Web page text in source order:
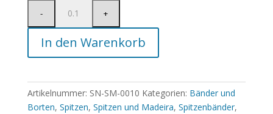
In den Warenkorb
Artikelnummer: SN-SM-0010 Kategorien: Bänder und
Borten, Spitzen, Spitzen und Madeira, Spitzenbänder,